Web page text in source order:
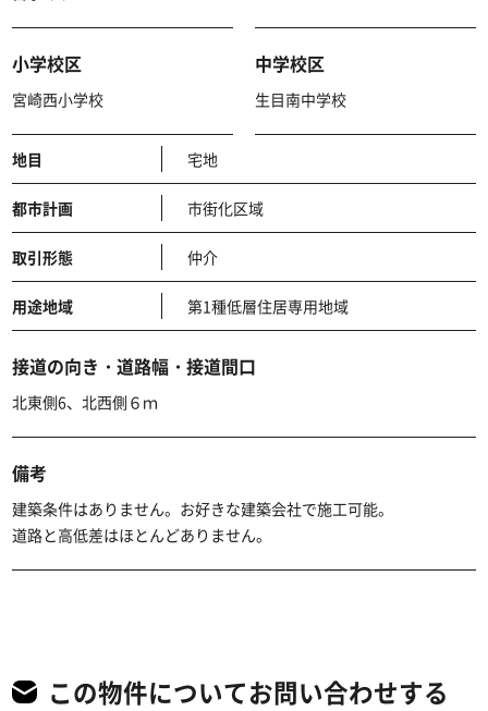
小学校区
宮崎西小学校
中学校区
生目南中学校
地目 宅地
都市計画 市街化区域
取引形態 仲介
用途地域 第1種低層住居専用地域
接道の向き・道路幅・接道間口
北東側6、北西側６ｍ
備考
建築条件はありません。お好きな建築会社で施工可能。
道路と高低差はほとんどありません。
この物件についてお問い合わせする